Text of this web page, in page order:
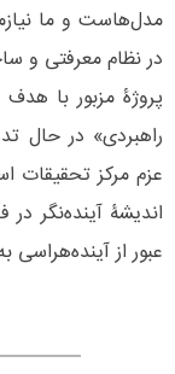
مدل‌هاست و ما
در نظام معرفتی و
پروژۀ مزبور با هدف
راهبردی» در حال
عزم مرکز تحقیقات
اندیشۀ آینده‌نگر
عبور از آینده‌هراسی